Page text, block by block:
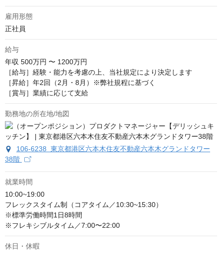
雇用形態
正社員
給与
年収 500万円 〜 1200万円
［給与］経験・能力を考慮の上、当社規定により決定します
［昇給］年2回（2月・8月）※弊社規程に基づく
［賞与］業績に応じて支給
勤務地の所在地/地図
106-6238 東京都港区六本木住友不動産六本木グランドタワー
38階
就業時間
10:00~19:00
フレックスタイム制（コアタイム／10:30~15:30）
※標準労働時間1日8時間
※フレキシブルタイム／7:00〜22:00
休日・休暇